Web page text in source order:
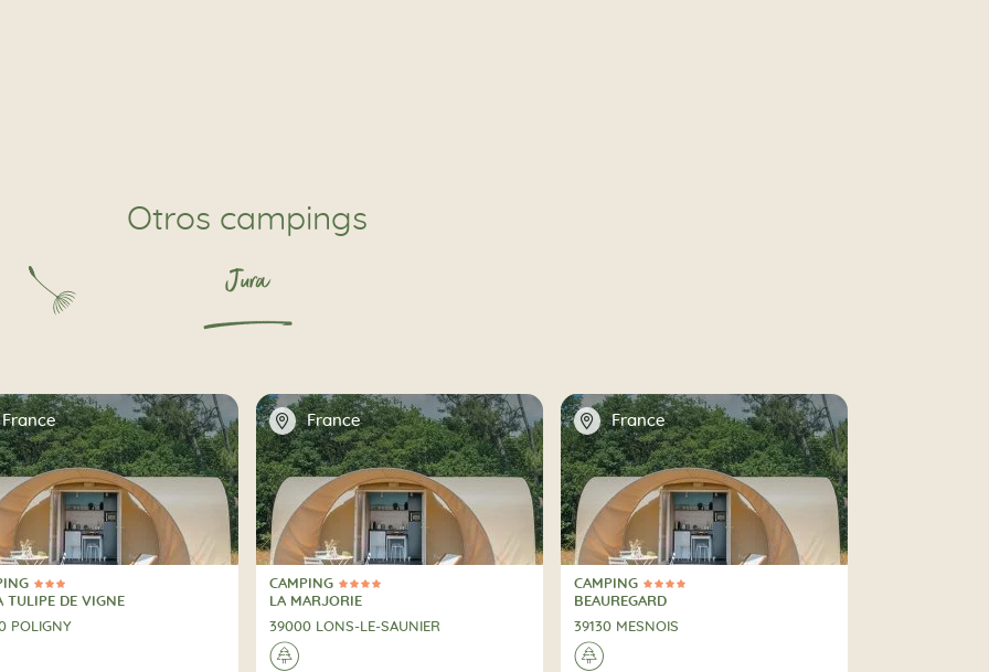
Otros campings
Jura
France
TULIPE DE VIGNE
POLIGNY
📍 France
4 Estrellas
CAMPING
CAMPING
LA MARJORIE
39000 LONS-LE-SAUNIER
🌲
📍 France
4 Estrellas
CAMPING
CAMPING
BEAUREGARD
39130 MESNOIS
🌲